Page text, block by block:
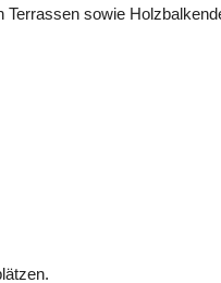
sowie